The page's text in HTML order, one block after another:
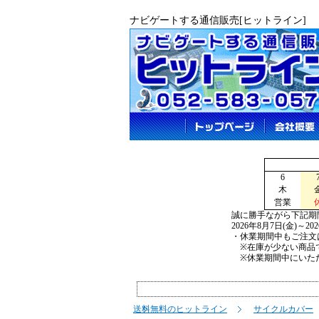
ナビゲートする通信販売[ヒットライン]
6
木
営業
誠に勝手ながら下記
2026年8月7日(金)～
・休業期間中もご注
※在庫が少ない商品
※休業期間中にいた
送料無料のヒットライン サイクルカバー